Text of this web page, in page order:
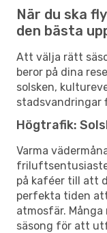
När du ska
den bästa
Att välja rätt
beror på dina
solsken,
stadsvandringar
Högtrafik:
Varma
på kaféer till att
perfekta tiden
atmosfär.
säsong för att